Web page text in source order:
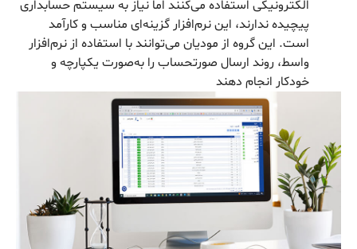
الکترونیکی استفاده می‌کنند اما نیاز به سیستم حسابداری
پیچیده ندارند، این نرم‌افزار گزینه‌ای مناسب و کارآمد
است. این گروه از مودیان می‌توانند با استفاده از نرم‌افزار
واسط، روند ارسال صورتحساب را به‌صورت یکپارچه و
خودکار انجام دهند